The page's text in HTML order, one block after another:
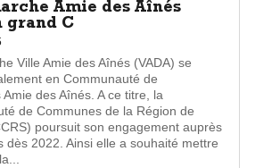
Amie des Aînés
grand C
Ville Amie des Aînés (VADA) se
en Communauté de
des Aînés. A ce titre, la
de Communes de la Région de
poursuit son engagement auprès
dès 2022. Ainsi elle a souhaité mettre